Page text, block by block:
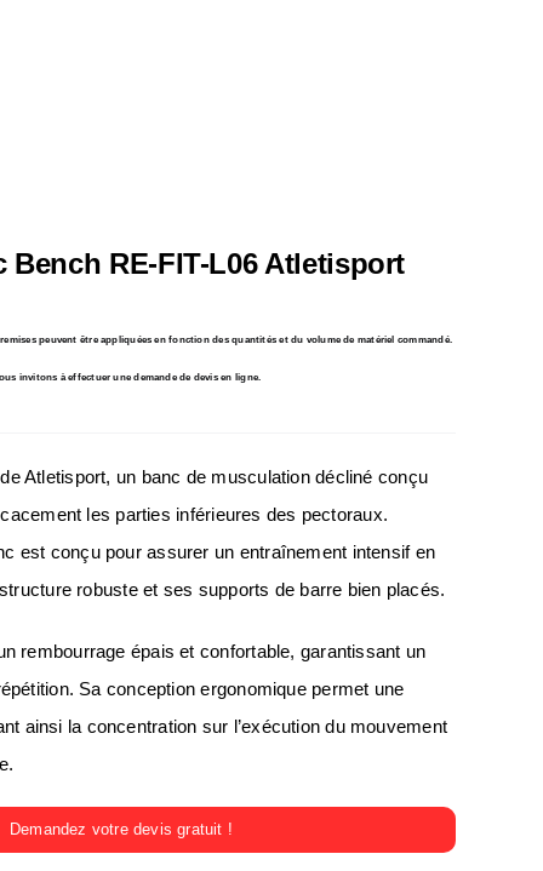
Bench RE-FIT-L06 Atletisport
peuvent être appliquées en fonction des quantités et du volume de matériel commandé.
invitons à effectuer une demande de devis en ligne.
Atletisport, un banc de musculation décliné conçu
les parties inférieures des pectoraux.
est conçu pour assurer un entraînement intensif en
robuste et ses supports de barre bien placés.
rembourrage épais et confortable, garantissant un
Sa conception ergonomique permet une
ainsi la concentration sur l’exécution du mouvement
Demandez votre devis gratuit !